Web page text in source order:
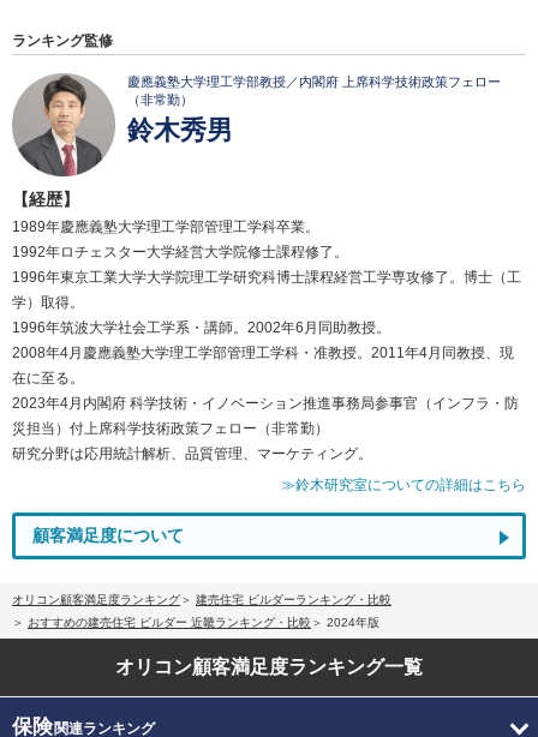
ランキング監修
慶應義塾大学理工学部教授／内閣府 上席科学技術政策フェロー
（非常勤）
鈴木秀男
【経歴】
1989年慶應義塾大学理工学部管理工学科卒業。
1992年ロチェスター大学経営大学院修士課程修了。
1996年東京工業大学大学院理工学研究科博士課程経営工学専攻修了。博士（工
学）取得。
1996年筑波大学社会工学系・講師。2002年6月同助教授。
2008年4月慶應義塾大学理工学部管理工学科・准教授。2011年4月同教授、現
在に至る。
2023年4月内閣府 科学技術・イノベーション推進事務局参事官（インフラ・防
災担当）付上席科学技術政策フェロー（非常勤）
研究分野は応用統計解析、品質管理、マーケティング。
≫鈴木研究室についての詳細はこちら
顧客満足度について
オリコン顧客満足度ランキング
建売住宅 ビルダーランキング・比較
おすすめの建売住宅 ビルダー 近畿ランキング・比較
2024年版
オリコン顧客満足度ランキング一覧
保険関連ランキング